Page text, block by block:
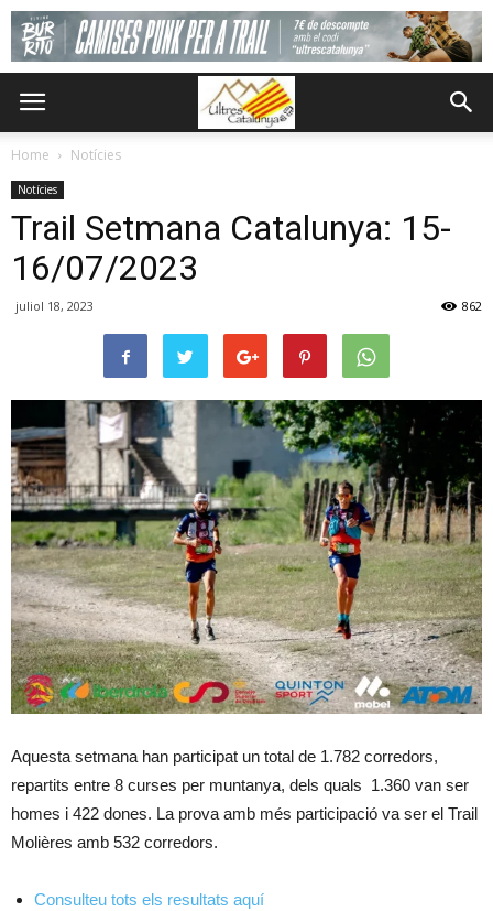
Home Notícies
Notícies
Trail Setmana Catalunya: 15-
16/07/2023
juliol 18, 2023 862
Aquesta setmana han participat un total de 1.782 corredors,
repartits entre 8 curses per muntanya, dels quals 1.360 van ser
homes i 422 dones. La prova amb més participació va ser el Trail
Molières amb 532 corredors.
Consulteu tots els resultats aquí